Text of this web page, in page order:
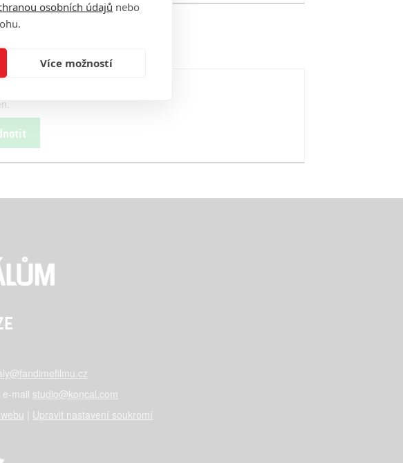
mail studio@koncal.com
Upravit nastavení soukromí
osobních údajů nebo
Více možností